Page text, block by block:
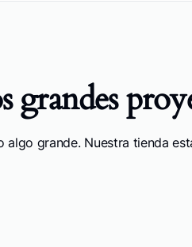
grandes
algo grande. Nuestra tienda